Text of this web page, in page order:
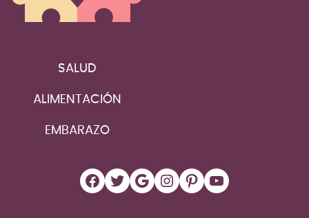
SALUD
ALIMENTACIÓN
EMBARAZO
Facebook
Twitter
Google
Instagram
Pinterest
YouTube